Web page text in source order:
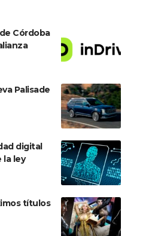
Córdoba
Palisade
digital
la ley
títulos